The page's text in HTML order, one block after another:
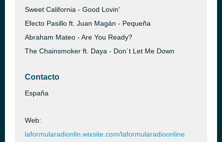
Sweet California - Good Lovin'
Efecto Pasillo ft. Juan Magán - Pequeña
Abraham Mateo - Are You Ready?
The Chainsmoker ft. Daya - Don´t Let Me Down
Contacto
España
Web:
laformularadionlin.wixsite.com/laformularadioonline